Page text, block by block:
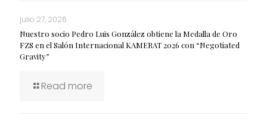
julio 27, 2026
Nuestro socio Pedro Luis González obtiene la Medalla de Oro
FZS en el Salón Internacional KAMERAT 2026 con “Negotiated
Gravity”
Read more